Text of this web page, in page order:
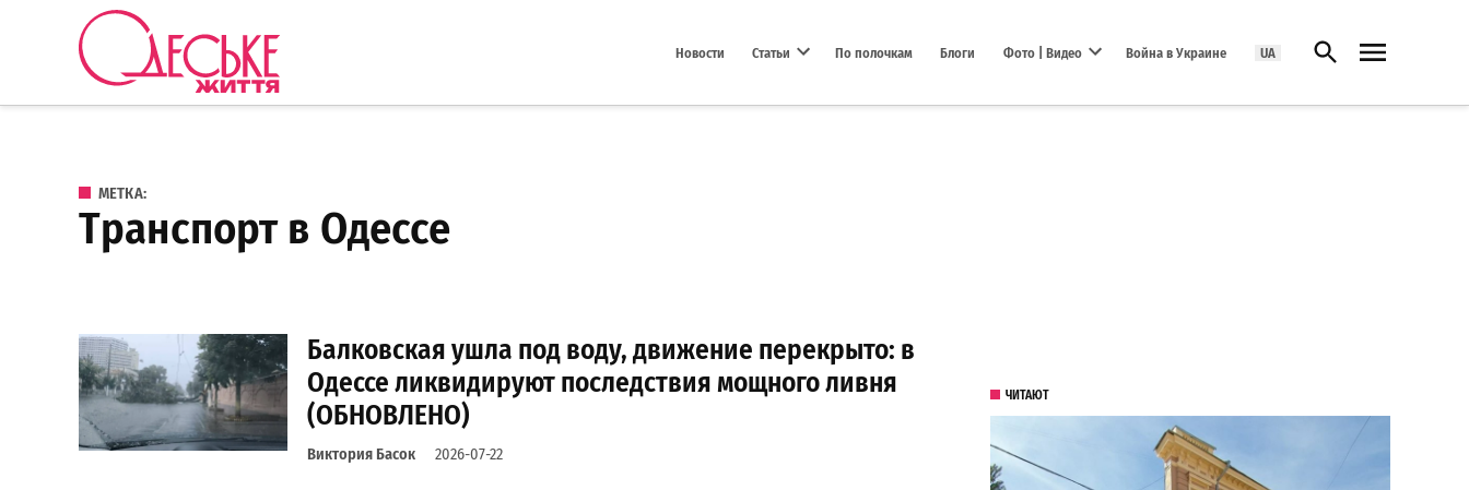
Перейти к содержанию
Новости Статьи По полочкам Блоги Фото | Видео Война в Украине UA Открыть поиск
МЕТКА:
транспорт в Одессе
Балковская ушла под воду, движение перекрыто: в
Одессе ликвидируют последствия мощного ливня
(ОБНОВЛЕНО)
Виктория Басок 2026-07-22
ЧИТАЮТ